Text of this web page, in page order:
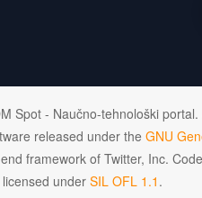
Spot - Naučno-tehnološki
released under the GNU
framework of Twitter, Inc.
under SIL OFL 1.1 .